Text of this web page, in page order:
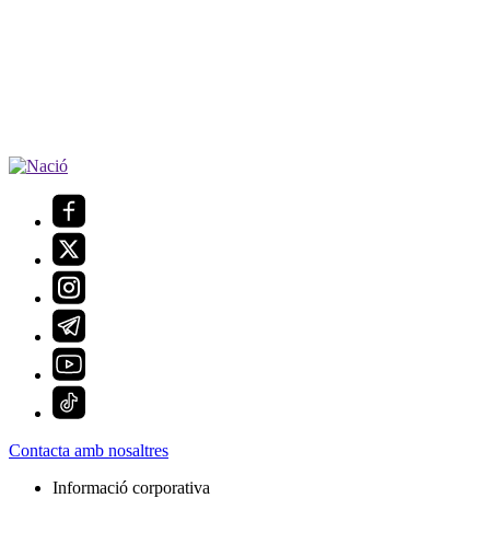
Contacta amb nosaltres
Informació corporativa